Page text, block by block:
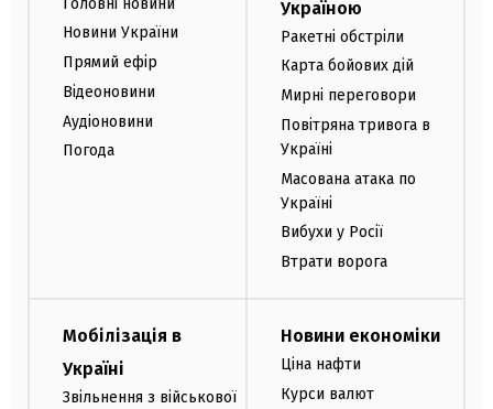
Новини України
Прямий ефір
Відеоновини
Аудіоновини
Погода
Україною
Ракетні обстріли
Карта бойових дій
Мирні переговори
Повітряна тривога в
Україні
Масована атака по
Україні
Вибухи у Росії
Втрати ворога
Мобілізація в
Україні
Звільнення з військової
Новини економіки
Ціна нафти
Курси валют